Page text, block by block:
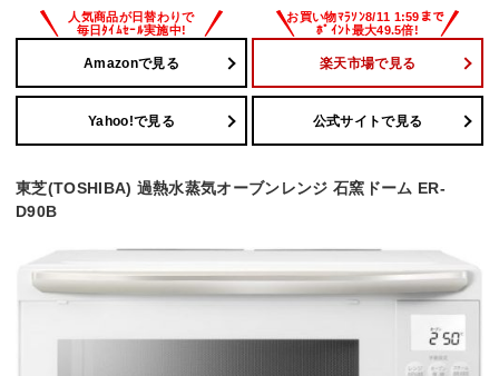
Amazonで見る 楽天市場で見る
Yahoo!で見る 公式サイトで見る
東芝(TOSHIBA) 過熱水蒸気オーブンレンジ 石窯ドーム ER-
D90B